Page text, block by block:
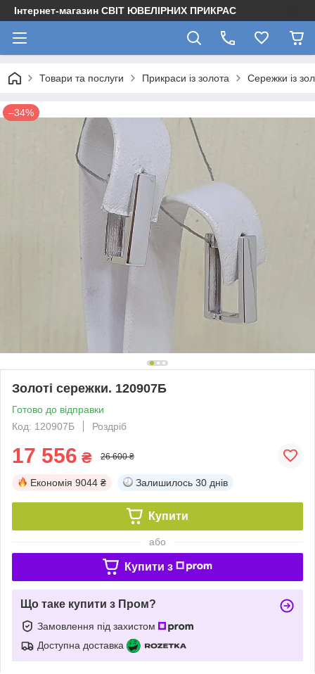
Інтернет-магазин СВІТ ЮВЕЛІРНИХ ПРИКРАС
Товари та послуги Прикраси із золота Сережки із
–34%
Золоті сережки. 120907Б
Готово до відправки
Код: 120907Б
Роздріб
17 556 ₴ 26 600 ₴
Економія 9044 ₴ Залишилось 30 днів
Купити
або
Купити з
Що таке купити з Пром?
Замовлення під захистом
Доступна доставка